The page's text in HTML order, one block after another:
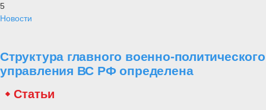
5
Новости
Структура главного военно-политического
управления ВС РФ определена
Статьи